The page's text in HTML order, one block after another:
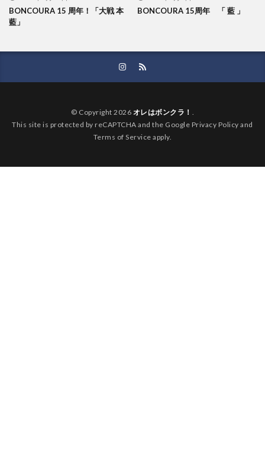
BONCOURA 15 周年！「大戦 本
藍」
BONCOURA 15周年 「 藍 」
© Copyright 2026 オレはボンクラ！ .
This site is protected by reCAPTCHA and the Google Privacy Policy and
Terms of Service apply.